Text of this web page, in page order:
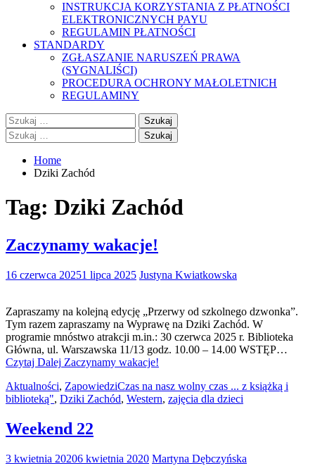
INSTRUKCJA KORZYSTANIA Z PŁATNOŚCI
ELEKTRONICZNYCH PAYU
REGULAMIN PŁATNOŚCI
STANDARDY
ZGŁASZANIE NARUSZEŃ PRAWA
(SYGNALIŚCI)
PROCEDURA OCHRONY MAŁOLETNICH
REGULAMINY
Szukaj:
Szukaj:
Home
Dziki Zachód
Tag: Dziki Zachód
Zaczynamy wakacje!
16 czerwca 20251 lipca 2025 Justyna Kwiatkowska
Zapraszamy na kolejną edycję „Przerwy od szkolnego dzwonka”.
Tym razem zapraszamy na Wyprawę na Dziki Zachód. W
programie mnóstwo atrakcji m.in.: 30 czerwca 2025 r. Biblioteka
Główna, ul. Warszawska 11/13 godz. 10.00 – 14.00 WSTĘP…
Czytaj Dalej Zaczynamy wakacje!
Aktualności, ZapowiedziCzas na nasz wolny czas ... z książką i
biblioteką", Dziki Zachód, Western, zajęcia dla dzieci
Weekend 22
3 kwietnia 20206 kwietnia 2020 Martyna Dębczyńska